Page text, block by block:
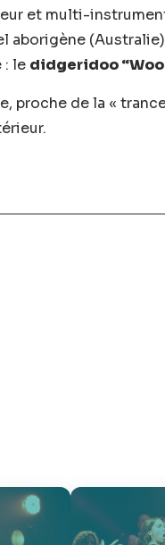
et multi-
aborigène
: le didgeridoo
proche de la «